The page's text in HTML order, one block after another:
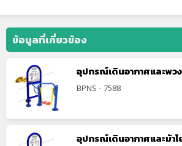
ข้อมูลที่เกี่ยวข้อง
อุปกรณ์เดินอากาศและพว
BPNS - 7588
อุปกรณ์เดินอากาศและม้า